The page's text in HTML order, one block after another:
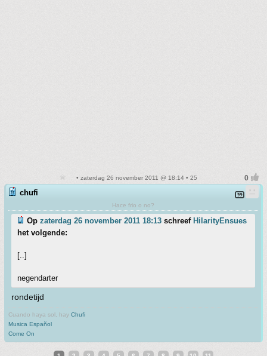
• zaterdag 26 november 2011 @ 18:14 • 25
chufi
Hace frio o no?
Op zaterdag 26 november 2011 18:13 schreef HilarityEnsues
het volgende:
[..]
negendarter
rondetijd
Cuando haya sol, hay Chufi
Musica Español
Come On